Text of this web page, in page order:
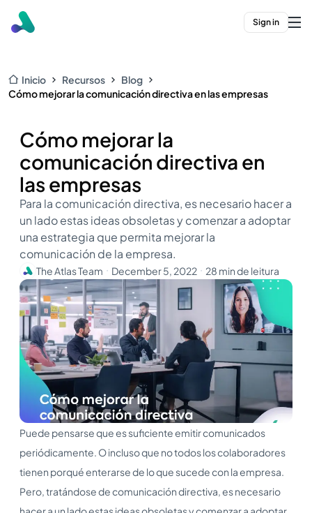
Sign in
Inicio Recursos
Blog
Cómo mejorar la comunicación directiva en las empresas
Cómo mejorar la
comunicación directiva en
las empresas
Para la comunicación directiva, es necesario hacer a
un lado estas ideas obsoletas y comenzar a adoptar
una estrategia que permita mejorar la
comunicación de la empresa.
The Atlas Team ・ December 5, 2022 ・ 28 min de leitura
Puede pensarse que es suficiente emitir comunicados
periódicamente. O incluso que no todos los colaboradores
tienen porqué enterarse de lo que sucede con la empresa.
Pero, tratándose de comunicación directiva, es necesario